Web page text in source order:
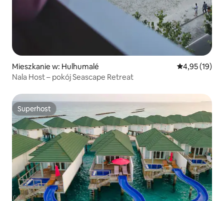
Mieszkanie w: Hulhumalé Średnia
4,95 (19)
Nala Host – pokój Seascape Retreat
Superhost
Superhost